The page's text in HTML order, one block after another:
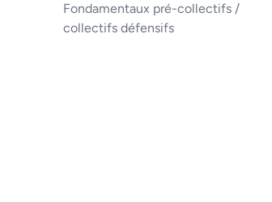
Fondamentaux pré-collectifs /
collectifs défensifs